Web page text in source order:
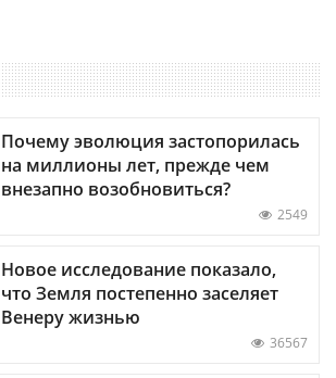
Почему эволюция застопорилась
на миллионы лет, прежде чем
внезапно возобновиться?
2549
Новое исследование показало,
что Земля постепенно заселяет
Венеру жизнью
36567